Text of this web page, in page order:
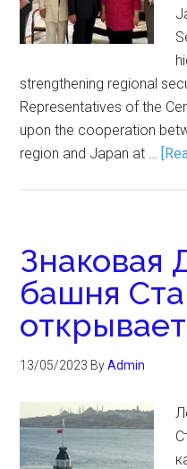
strengthening regional
Representatives of the
upon the cooperation
region and Japan at …
Знаковая
башня
13/05/2023 ByAdmin